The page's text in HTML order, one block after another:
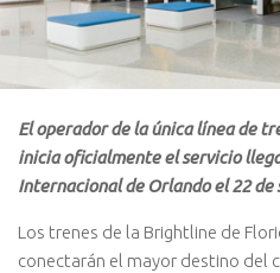
El operador de la única línea de
inicia oficialmente el servicio
Internacional de Orlando el 22 de
Los trenes de la Brightline de
conectarán el mayor destino del